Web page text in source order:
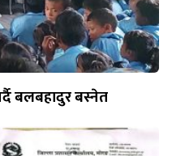
बलबहादुर बस्नेत